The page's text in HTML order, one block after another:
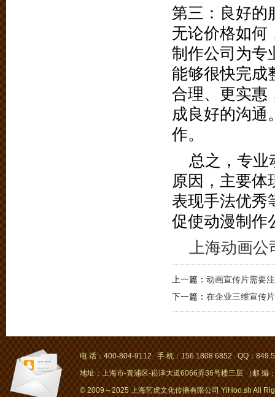
第三：良好的
无论价格如何
制作公司为专
能够很快完成
合理、更实惠
成良好的沟通
作。
总之，专业
原因，主要体
表现手法优秀
促使动漫制作
上海动画公
上一篇： 动画宣传片需要
下一篇： 在企业三维宣传
电 话：400-804-9112 手 机：156 1808 6852 QQ：849
地址：上海市-青浦区-崧泽大道6066弄36号楼三层 （邮 编
© 2009～2025 上海艺虎文化传播有限公司 YiHoo.sh All